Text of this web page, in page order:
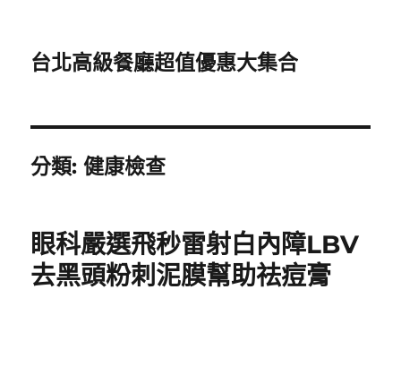
台北高級餐廳超值優惠大集合
分類:健康檢查
眼科嚴選飛秒雷射白內障LBV
去黑頭粉刺泥膜幫助祛痘膏